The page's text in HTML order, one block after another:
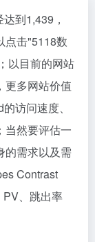
到1,439，
点击"5118数
以目前的网站
更多网站价值
访问速度、
当然要评估一
的需求以及需
Contrast
、跳出率